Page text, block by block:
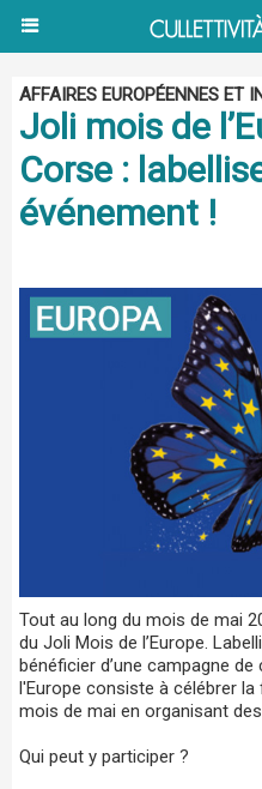
AFFAIRES EUROPÉENNES ET
Joli mois de
Corse :
événement !
Tout au long du mois de mai 2025 se tiendra la 15ème édition
du Joli Mois de l’Europe.
bénéficier d’une campagne
l'Europe consiste à célébrer la
mois de mai en organisant
Qui peut y participer ?